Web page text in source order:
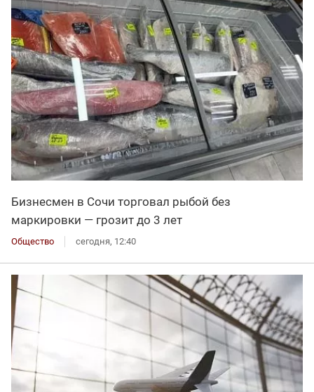
Бизнесмен в Сочи торговал рыбой без
маркировки — грозит до 3 лет
Общество сегодня, 12:40